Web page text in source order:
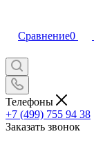
Сравнение0
Телефоны
+7 (499) 755 94 38
Заказать звонок